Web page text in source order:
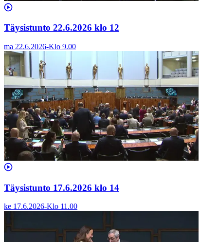
Täysistunto 22.6.2026 klo 12
ma 22.6.2026-Klo 9.00
Täysistunto 17.6.2026 klo 14
ke 17.6.2026-Klo 11.00